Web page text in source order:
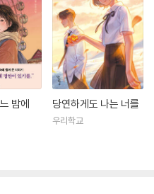
밤에 당연하게도 나는 너를
우리학교